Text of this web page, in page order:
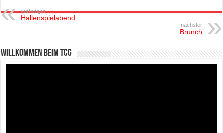
vorheriger
Hallenspielabend
nächster
Brunch
Willkommen beim TCG